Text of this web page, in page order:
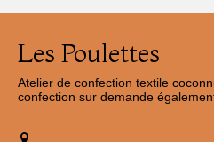
Les Poulettes
Atelier de confection textile
confection sur demande